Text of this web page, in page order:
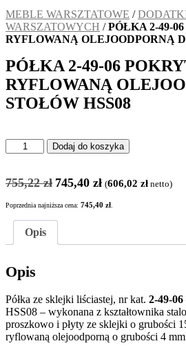
MEBLE WARSZTATOWE /
WARSZATOWYCH /PÓŁKA 2-49-
RYFLOWANĄ OLEJOODPORNĄ
PÓŁKA 2-49-06
RYFLOWANĄ
STOŁÓW HSS08
ilość
PÓŁKA
49-
POKRYTA
GUMĄ
RYFLOWANĄ
OLEJOODPORNĄ
STOŁÓW
HSS08
Dodaj do koszyka
755,22zł Pierwotna
wynosiła:
755,22 zł.
745,40 złAktualna
wynosi:
(606,02 zł netto)
Poprzednia najniższa cena: 745,40 zł
Opis
Opis
Półka ze sklejki liściastej, nr kat. 2-49-06
HSS08 – wykonana z kształtownika
proszkowo i płyty ze sklejki o grubości
ryflowaną olejoodporną o grubości 4 mm